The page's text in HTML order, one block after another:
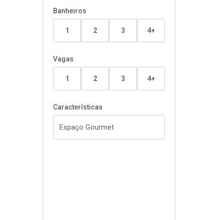
Banheiros
1 2 3 4+
Vagas
1 2 3 4+
Características